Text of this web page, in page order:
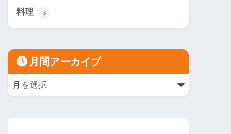
料理 3
月間アーカイブ